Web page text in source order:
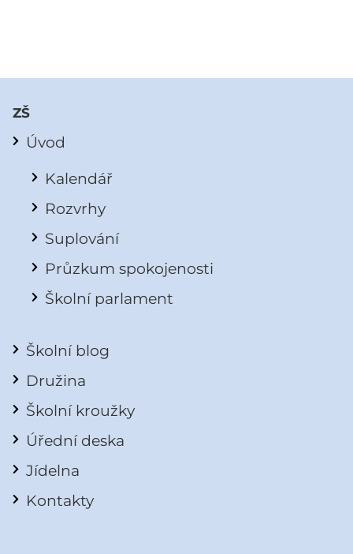
ZŠ
Úvod
Kalendář
Rozvrhy
Suplování
Průzkum spokojenosti
Školní parlament
Školní blog
Družina
Školní kroužky
Úřední deska
Jídelna
Kontakty